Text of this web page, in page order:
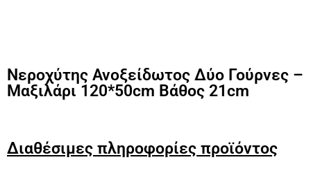
Νεροχύτης Ανοξείδωτος Δύο Γούρνες –
Μαξιλάρι 120*50cm Βάθος 21cm
Διαθέσιμες πληροφορίες προϊόντος